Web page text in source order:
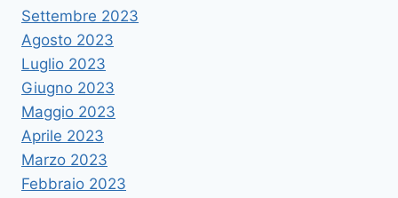
Settembre 2023
Agosto 2023
Luglio 2023
Giugno 2023
Maggio 2023
Aprile 2023
Marzo 2023
Febbraio 2023